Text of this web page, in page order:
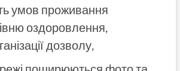
умов проживання
оздоровлення,
дозволу,